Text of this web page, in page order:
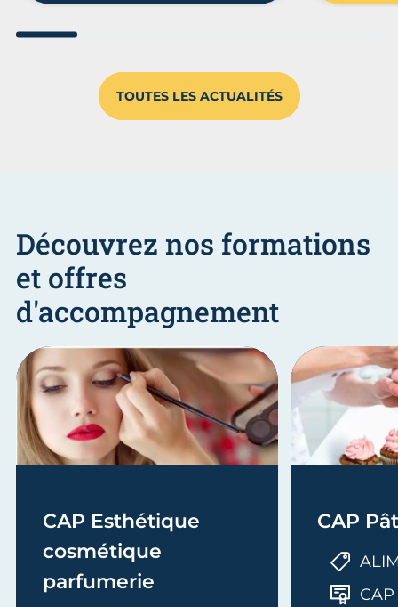
TOUTES LES ACTUALITÉS
Découvrez nos formations
et offres
d'accompagnement
CAP Esthétique
cosmétique
parfumerie
CAP
CAP